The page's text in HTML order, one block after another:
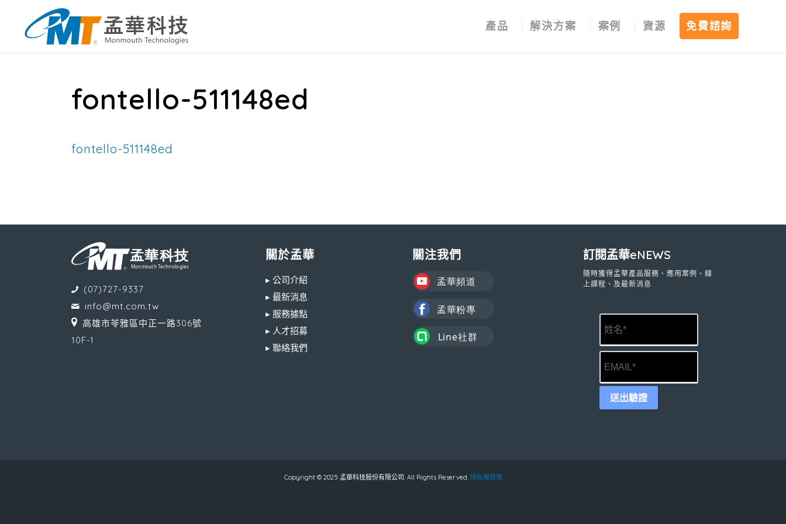
產品 解決方案 案例 資源 免費諮詢
fontello-511148ed
fontello-511148ed
(07)727-9337
info@mt.com.tw
高雄市苓雅區中正一路306號
10F-1
關於孟華
▸ 公司介紹
▸ 最新消息
▸ 服務據點
▸ 人才招募
▸ 聯絡我們
關注我們 訂閱孟華eNEWS
隨時獲得孟華產品服務、應用案例、線
上課程、及最新消息
送出驗證
Copyright © 2025 孟華科技股份有限公司. All Rights Reserved. 隱私權政策